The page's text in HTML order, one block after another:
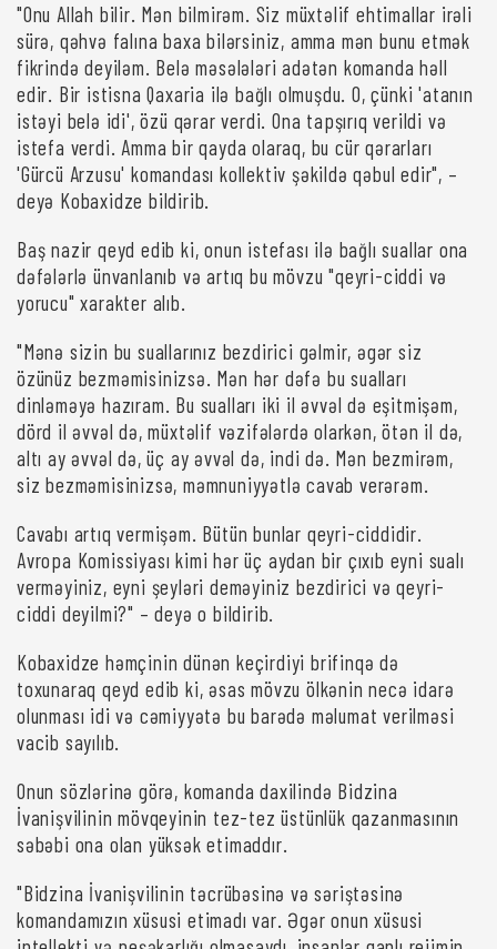
"Onu Allah bilir. Mən bilmirəm. Siz müxtəlif ehtimallar irəli
sürə, qəhvə falına baxa bilərsiniz, amma mən bunu etmək
fikrində deyiləm. Belə məsələləri adətən komanda həll
edir. Bir istisna Qaxaria ilə bağlı olmuşdu. O, çünki 'atanın
istəyi belə idi', özü qərar verdi. Ona tapşırıq verildi və
istefa verdi. Amma bir qayda olaraq, bu cür qərarları
'Gürcü Arzusu' komandası kollektiv şəkildə qəbul edir", –
deyə Kobaxidze bildirib.
Baş nazir qeyd edib ki, onun istefası ilə bağlı suallar ona
dəfələrlə ünvanlanıb və artıq bu mövzu "qeyri-ciddi və
yorucu" xarakter alıb.
"Mənə sizin bu suallarınız bezdirici gəlmir, əgər siz
özünüz bezməmisinizsə. Mən hər dəfə bu sualları
dinləməyə hazıram. Bu sualları iki il əvvəl də eşitmişəm,
dörd il əvvəl də, müxtəlif vəzifələrdə olarkən, ötən il də,
altı ay əvvəl də, üç ay əvvəl də, indi də. Mən bezmirəm,
siz bezməmisinizsə, məmnuniyyətlə cavab verərəm.
Cavabı artıq vermişəm. Bütün bunlar qeyri-ciddidir.
Avropa Komissiyası kimi hər üç aydan bir çıxıb eyni sualı
verməyiniz, eyni şeyləri deməyiniz bezdirici və qeyri-
ciddi deyilmi?" – deyə o bildirib.
Kobaxidze həmçinin dünən keçirdiyi brifinqə də
toxunaraq qeyd edib ki, əsas mövzu ölkənin necə idarə
olunması idi və cəmiyyətə bu barədə məlumat verilməsi
vacib sayılıb.
Onun sözlərinə görə, komanda daxilində Bidzina
İvanişvilinin mövqeyinin tez-tez üstünlük qazanmasının
səbəbi ona olan yüksək etimaddır.
"Bidzina İvanişvilinin təcrübəsinə və səriştəsinə
komandamızın xüsusi etimadı var. Əgər onun xüsusi